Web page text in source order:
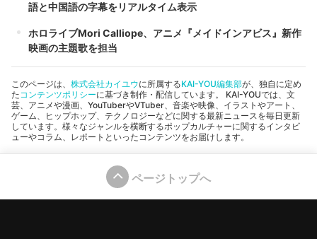
語と中国語の字幕をリアルタイム表示
ホロライブMori Calliope、アニメ『メイドインアビス』新作
映画の主題歌を担当
このページは、 株式会社カイユウに所属するKAI-YOU編集部が、独自に定め
たコンテンツポリシーに基づき制作・配信しています。 KAI-YOUでは、文
芸、アニメや漫画、YouTuberやVTuber、音楽や映像、イラストやアート、
ゲーム、ヒップホップ、テクノロジーなどに関する最新ニュースを毎日更新
しています。様々なジャンルを横断するポップカルチャーに関するインタビ
ューやコラム、レポートといったコンテンツをお届けします。
ページトップへ